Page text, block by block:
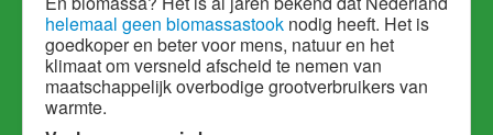
helemaal geen biomassastook nodig heeft. Het is
goedkoper en beter voor mens, natuur en het
klimaat om versneld afscheid te nemen van
maatschappelijk overbodige grootverbruikers van
warmte.